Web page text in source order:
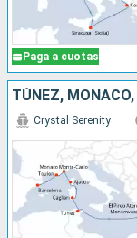
Paga a cuotas
Crystal Serenity